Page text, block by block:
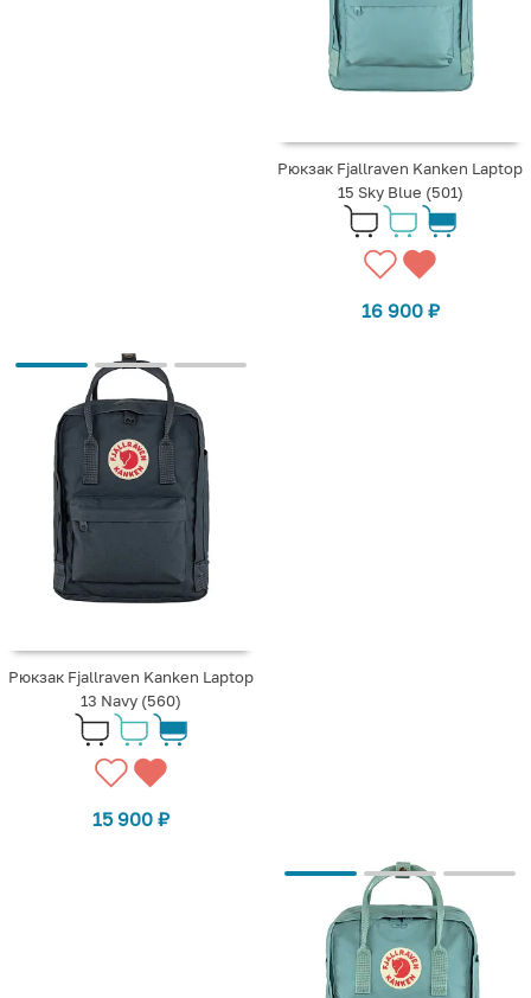
Рюкзак Fjallraven Kanken Laptop
15 Sky Blue (501)
16 900 ₽
Рюкзак Fjallraven Kanken Laptop
13 Navy (560)
15 900 ₽